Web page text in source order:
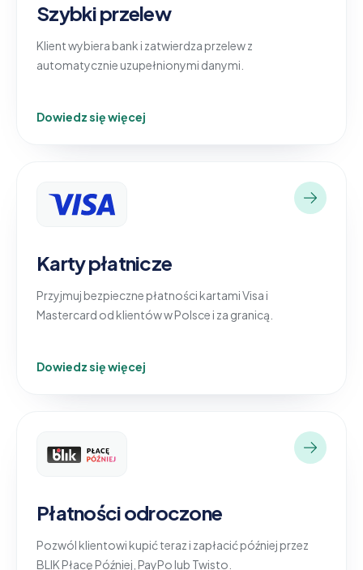
Szybki przelew
Klient wybiera bank i zatwierdza przelew z
automatycznie uzupełnionymi danymi.
Dowiedz się więcej
Karty płatnicze
Przyjmuj bezpieczne płatności kartami Visa i
Mastercard od klientów w Polsce i za granicą.
Dowiedz się więcej
Płatności odroczone
Pozwól klientowi kupić teraz i zapłacić później przez
BLIK Płacę Później, PayPo lub Twisto.